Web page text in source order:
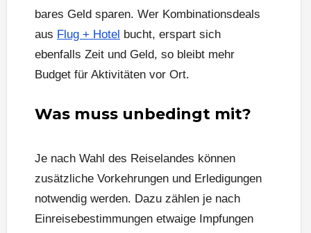
bares Geld sparen. Wer Kombinationsdeals
aus Flug + Hotel bucht, erspart sich
ebenfalls Zeit und Geld, so bleibt mehr
Budget für Aktivitäten vor Ort.
Was muss unbedingt mit?
Je nach Wahl des Reiselandes können
zusätzliche Vorkehrungen und Erledigungen
notwendig werden. Dazu zählen je nach
Einreisebestimmungen etwaige Impfungen